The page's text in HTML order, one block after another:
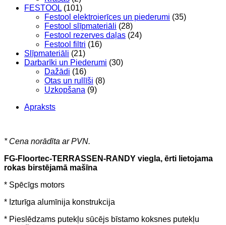
FESTOOL (101)
Festool elektroierīces un piederumi (35)
Festool slīpmateriāli (28)
Festool rezerves daļas (24)
Festool filtri (16)
Slīpmateriāli (21)
Darbarīki un Piederumi (30)
Dažādi (16)
Otas un rullīši (8)
Uzkopšana (9)
Apraksts
* Cena norādīta ar PVN.
FG-Floortec-TERRASSEN-RANDY viegla, ērti lietojama
rokas birstējamā mašīna
* Spēcīgs motors
* Izturīga alumīnija konstrukcija
* Pieslēdzams putekļu sūcējs bīstamo koksnes putekļu